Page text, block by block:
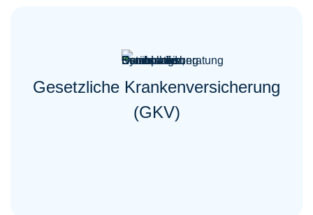
Gesetzliche Krankenversicherung
(GKV)